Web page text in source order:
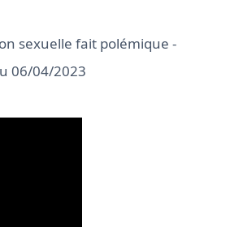
sexuelle fait polémique -
06/04/2023